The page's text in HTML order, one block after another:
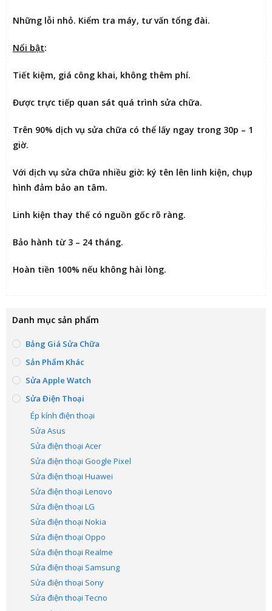
Những lỗi nhỏ. Kiểm tra máy, tư vấn tổng đài.
Nổi bật:
Tiết kiệm, giá công khai, không thêm phí.
Được trực tiếp quan sát quá trình sửa chữa.
Trên 90% dịch vụ sửa chữa có thể lấy ngay trong 30p – 1
giờ.
Với dịch vụ sửa chữa nhiều giờ: ký tên lên linh kiện, chụp
hình đảm bảo an tâm.
Linh kiện thay thế có nguồn gốc rõ ràng.
Bảo hành từ 3 – 24 tháng.
Hoàn tiền 100% nếu không hài lòng.
Danh mục sản phẩm
Bảng Giá Sửa Chữa
Sản Phẩm Khác
Sửa Apple Watch
Sửa Điện Thoại
Ép kính điện thoại
Sửa Asus
Sửa điện thoại Acer
Sửa điện thoại Google Pixel
Sửa điện thoại Huawei
Sửa điện thoại Lenovo
Sửa điện thoại LG
Sửa điện thoại Nokia
Sửa điện thoại Oppo
Sửa điện thoại Realme
Sửa điện thoại Samsung
Sửa điện thoại Sony
Sửa điện thoại Tecno